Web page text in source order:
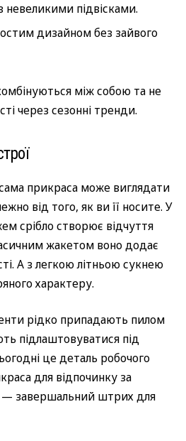
невеликими підвісками.
дизайном без зайвого
між собою та не
через сезонні тренди.
прикраса може виглядати
від того, як ви її носите. У
срібло створює відчуття
жакетом воно додає
А з легкою літньою сукнею
характеру.
рідко припадають пилом
підлаштовуватися під
це деталь робочого
для відпочинку за
— завершальний штрих для